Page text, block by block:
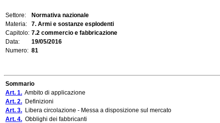
Settore:
Normativa nazionale
Materia:
7. Armi e sostanze esplodenti
Capitolo: 7.2 commercio e fabbricazione
Data:
19/05/2016
Numero: 81
Sommario
Art. 1. Ambito di applicazione
Art. 2. Definizioni
Art. 3. Libera circolazione - Messa a disposizione sul mercato
Art. 4. Obblighi dei fabbricanti